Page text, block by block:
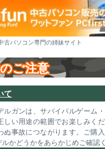
古パソコン専門の姉妹サイト
ご注意
て
ルガンは、サバイバルゲーム
しい用途の範囲でお楽しみく
ぬ事故につながります。ご購
かどうかをあらかじめご確認